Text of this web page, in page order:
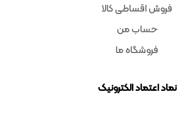
فروش اقساطی کالا
حساب من
فروشگاه ما
نماد اعتماد الکترونیک